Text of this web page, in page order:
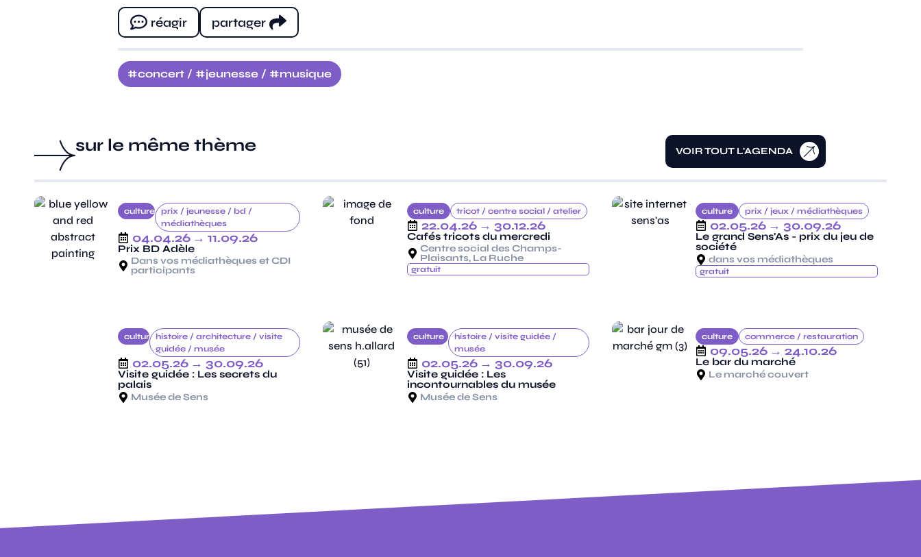
réagir partager
concert / jeunesse / musique
sur le même thème VOIR TOUT L'AGENDA
culture prix / jeunesse / bd /
médiathèques
04.04.26 → 11.09.26
Prix BD Adèle
Dans vos médiathèques et CDI
participants
culture tricot / centre social / atelier
22.04.26 → 30.12.26
Cafés tricots du mercredi
Centre social des Champs-
Plaisants, La Ruche
gratuit
culture prix /jeux /médiathèques
02.05.26 → 30.09.26
Le grand Sens'As - prix du jeu de
société
dans vos médiathèques
gratuit
culture histoire / architecture / visite
guidée / musée
02.05.26 → 30.09.26
Visite guidée : Les secrets du
palais
Musée de Sens
culture histoire /visite guidée /
musée
02.05.26 → 30.09.26
Visite guidée : Les
incontournables du musée
Musée de Sens
culture commerce /restauration
09.05.26 → 24.10.26
Le bar du marché
Le marché couvert